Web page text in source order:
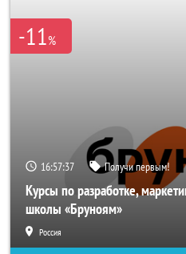
-11%
16:57:34 Получи первым!
Курсы по разработке,
школы «Бруноям»
Россия